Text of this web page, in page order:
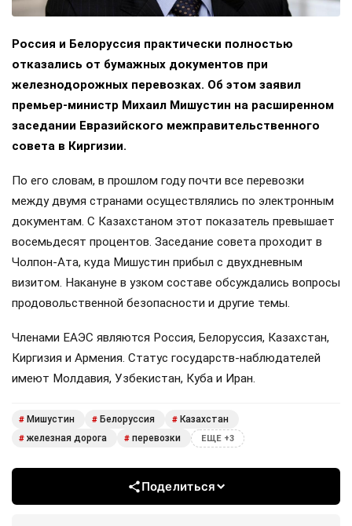
Россия и Белоруссия практически полностью
отказались от бумажных документов при
железнодорожных перевозках. Об этом заявил
премьер-министр Михаил Мишустин на расширенном
заседании Евразийского межправительственного
совета в Киргизии.
По его словам, в прошлом году почти все перевозки
между двумя странами осуществлялись по электронным
документам. С Казахстаном этот показатель превышает
восемьдесят процентов. Заседание совета проходит в
Чолпон-Ата, куда Мишустин прибыл с двухдневным
визитом. Накануне в узком составе обсуждались вопросы
продовольственной безопасности и другие темы.
Членами ЕАЭС являются Россия, Белоруссия, Казахстан,
Киргизия и Армения. Статус государств-наблюдателей
имеют Молдавия, Узбекистан, Куба и Иран.
# Мишустин # Белоруссия # Казахстан
# железная дорога # перевозки ЕЩЕ +3
Поделиться